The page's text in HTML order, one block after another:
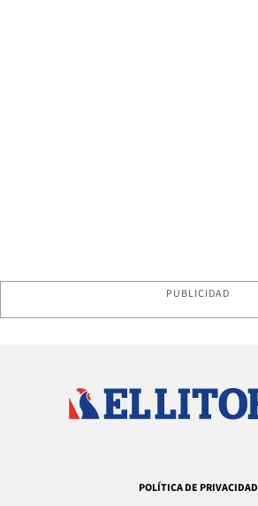
PUBLICIDAD
POLÍTICA DE PRIVACIDAD